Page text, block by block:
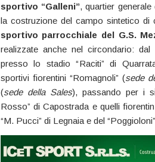
sportivo “Galleni”, quartier
la costruzione del campo sintetico di
sportivo parrocchiale del G.S.
realizzate anche nel circondario: dal
presso lo stadio “Raciti” di
sportivi fiorentini “Romagnoli” (sede
(sede della Sales), passando per i
Rosso” di Capostrada e quelli
“M. Pucci” di Legnaia e del